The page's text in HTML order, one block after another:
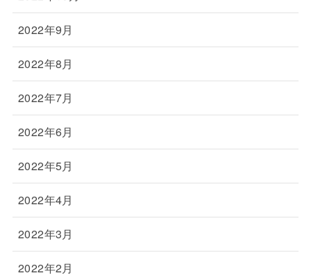
2022年9月
2022年8月
2022年7月
2022年6月
2022年5月
2022年4月
2022年3月
2022年2月